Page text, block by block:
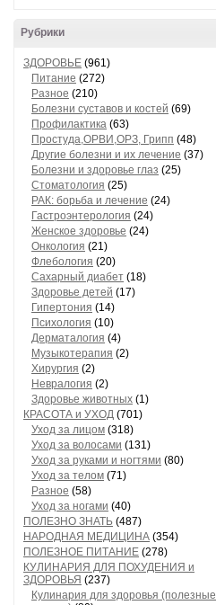
Рубрики
ЗДОРОВЬЕ (961)
Питание (272)
Разное (210)
Болезни суставов и костей (69)
Профилактика (63)
Простуда,ОРВИ,ОРЗ, Грипп (48)
Другие болезни и их лечение (37)
Болезни и здоровье глаз (25)
Стоматология (25)
РАК: борьба и лечение (24)
Гастроэнтерология (24)
Женское здоровье (24)
Онкология (21)
Флебология (20)
Сахарный диабет (18)
Здоровье детей (17)
Гипертония (14)
Психология (10)
Дерматалогия (4)
Музыкотерапия (2)
Хирургия (2)
Невралогия (2)
Здоровье животных (1)
КРАСОТА и УХОД (701)
Уход за лицом (318)
Уход за волосами (131)
Уход за руками и ногтями (80)
Уход за телом (71)
Разное (58)
Уход за ногами (40)
ПОЛЕЗНО ЗНАТЬ (487)
НАРОДНАЯ МЕДИЦИНА (354)
ПОЛЕЗНОЕ ПИТАНИЕ (278)
КУЛИНАРИЯ ДЛЯ ПОХУДЕНИЯ и
ЗДОРОВЬЯ (237)
Кулинария для здоровья (полезные